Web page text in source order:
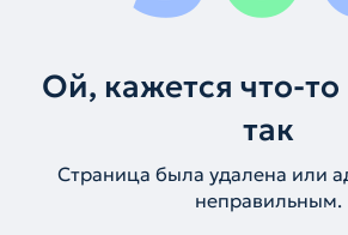
Ой, кажется что-
так
Страница была удалена или
неправильным.